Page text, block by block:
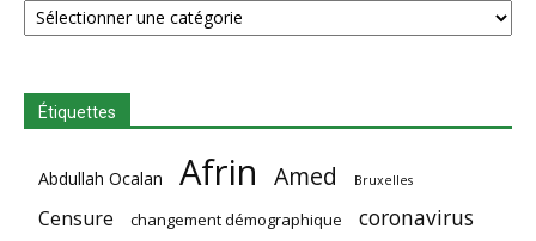
Étiquettes
Abdullah Ocalan Afrin Amed Bruxelles
Censure changement démographique coronavirus